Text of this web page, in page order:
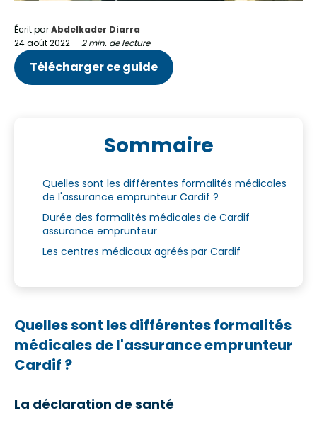
Écrit parAbdelkader Diarra
24 août 2022- 2 min. de lecture
Télécharger ce guide
Sommaire
Quelles sont les différentes formalités médicales
de l'assurance emprunteur Cardif ?
Durée des formalités médicales de Cardif
assurance emprunteur
Les centres médicaux agréés par Cardif
Quelles sont les différentes formalités
médicales de l'assurance emprunteur
Cardif ?
La déclaration de santé